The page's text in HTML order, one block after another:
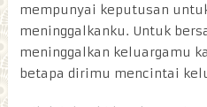
mempunyai keputusan
meninggalkanku. Untuk
meninggalkan keluargamu
betapa dirimu mencintai